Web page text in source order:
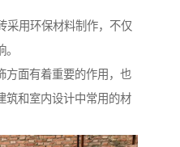
用环保材料制作，不仅
方面有着重要的作用，也
筑和室内设计中常用的材